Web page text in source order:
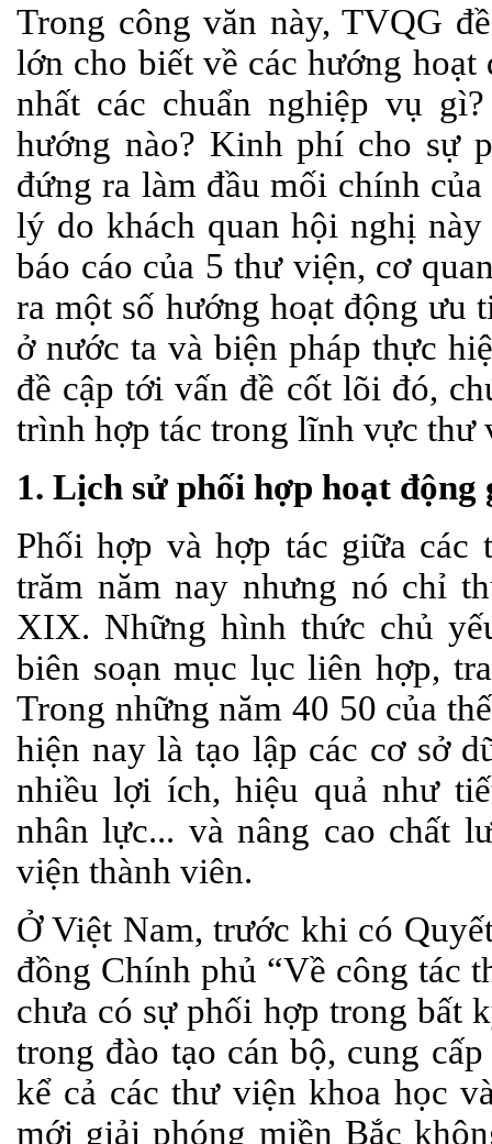
Trong công văn này, TVQG
lớn cho biết về các hướng
nhất các chuẩn nghiệp vụ
hướng nào? Kinh phí cho sự
đứng ra làm đầu mối chính
lý do khách quan hội nghị
báo cáo của 5 thư viện, cơ
ra một số hướng hoạt động ưu
ở nước ta và biện pháp thực
đề cập tới vấn đề cốt lõi đó,
trình hợp tác trong lĩnh vực thư
1. Lịch sử phối hợp hoạt
Phối hợp và hợp tác giữa
trăm năm nay nhưng nó chỉ
XIX. Những hình thức chủ
biên soạn mục lục liên hợp,
Trong những năm 40 50 của
hiện nay là tạo lập các cơ sở
nhiều lợi ích, hiệu quả như
nhân lực... và nâng cao chất
viện thành viên.
Ở Việt Nam, trước khi có
đồng Chính phủ “Về công tác
chưa có sự phối hợp trong bất
trong đào tạo cán bộ, cung
kể cả các thư viện khoa học
mới giải phóng miền Bắc